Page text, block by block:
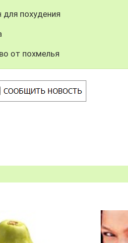
похудения
от похмелья